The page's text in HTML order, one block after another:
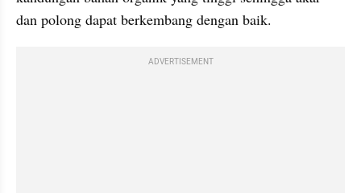
dan polong dapat berkembang dengan baik.
ADVERTISEMENT